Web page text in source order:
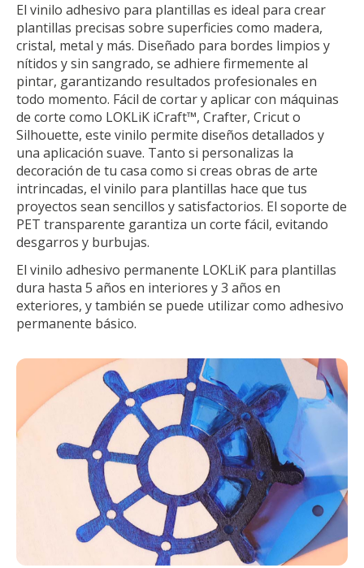
El vinilo adhesivo para plantillas es ideal para crear
plantillas precisas sobre superficies como madera,
cristal, metal y más. Diseñado para bordes limpios y
nítidos y sin sangrado, se adhiere firmemente al
pintar, garantizando resultados profesionales en
todo momento. Fácil de cortar y aplicar con máquinas
de corte como LOKLiK iCraft™, Crafter, Cricut o
Silhouette, este vinilo permite diseños detallados y
una aplicación suave. Tanto si personalizas la
decoración de tu casa como si creas obras de arte
intrincadas, el vinilo para plantillas hace que tus
proyectos sean sencillos y satisfactorios. El soporte de
PET transparente garantiza un corte fácil, evitando
desgarros y burbujas.
El vinilo adhesivo permanente LOKLiK para plantillas
dura hasta 5 años en interiores y 3 años en
exteriores, y también se puede utilizar como adhesivo
permanente básico.